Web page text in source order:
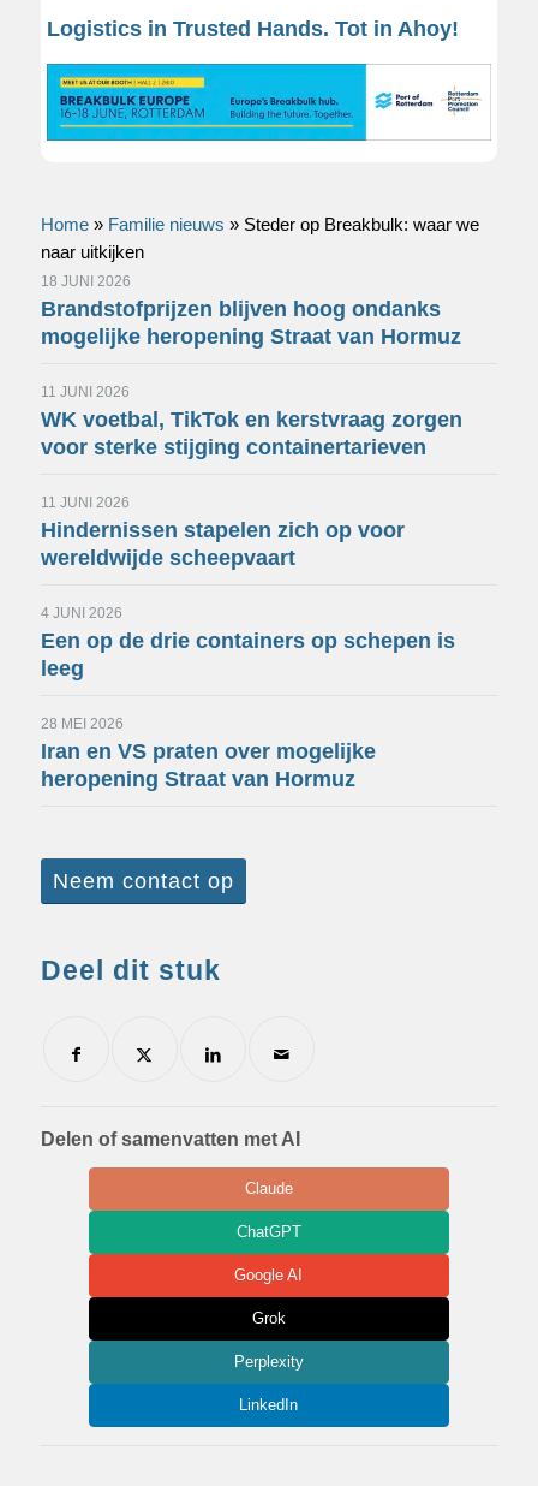
Logistics in Trusted Hands. Tot in Ahoy!
Home» Familie nieuws » Steder op Breakbulk: waar we
naar uitkijken
18 JUNI 2026
Brandstofprijzen blijven hoog ondanks
mogelijke heropening Straat van Hormuz
11 JUNI 2026
WK voetbal, TikTok en kerstvraag zorgen
voor sterke stijging containertarieven
11 JUNI 2026
Hindernissen stapelen zich op voor
wereldwijde scheepvaart
4 JUNI 2026
Een op de drie containers op schepen is
leeg
28 MEI 2026
Iran en VS praten over mogelijke
heropening Straat van Hormuz
Neem contact op
Deel dit stuk
Delen of samenvatten met AI
Claude
ChatGPT
Google AI
Grok
Perplexity
LinkedIn